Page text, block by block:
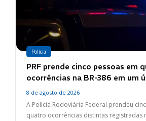
Polícia
PRF prende cinco pessoas em
ocorrências na BR-386 em um
8 de agosto de 2026
A Polícia Rodoviária Federal prendeu
quatro ocorrências distintas registradas